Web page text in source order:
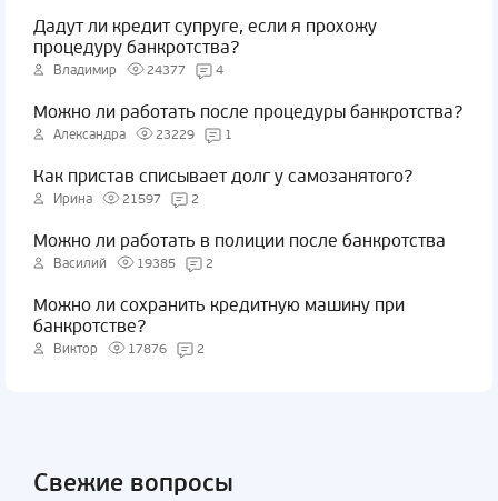
Дадут ли кредит супруге, если я прохожу
процедуру банкротства?
Владимир 24377 4
Можно ли работать после процедуры банкротства?
Александра 23229 1
Как пристав списывает долг у самозанятого?
Ирина 21597 2
Можно ли работать в полиции после банкротства
Василий 19385 2
Можно ли сохранить кредитную машину при
банкротстве?
Виктор 17876 2
Свежие вопросы